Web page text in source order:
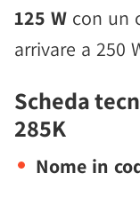
125 W con un
arrivare a 250
Scheda
285K
Nome in